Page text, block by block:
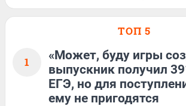
ТОП 5
1
«Может, буду игры
выпускник получил
ЕГЭ, но для
ему не пригодятся